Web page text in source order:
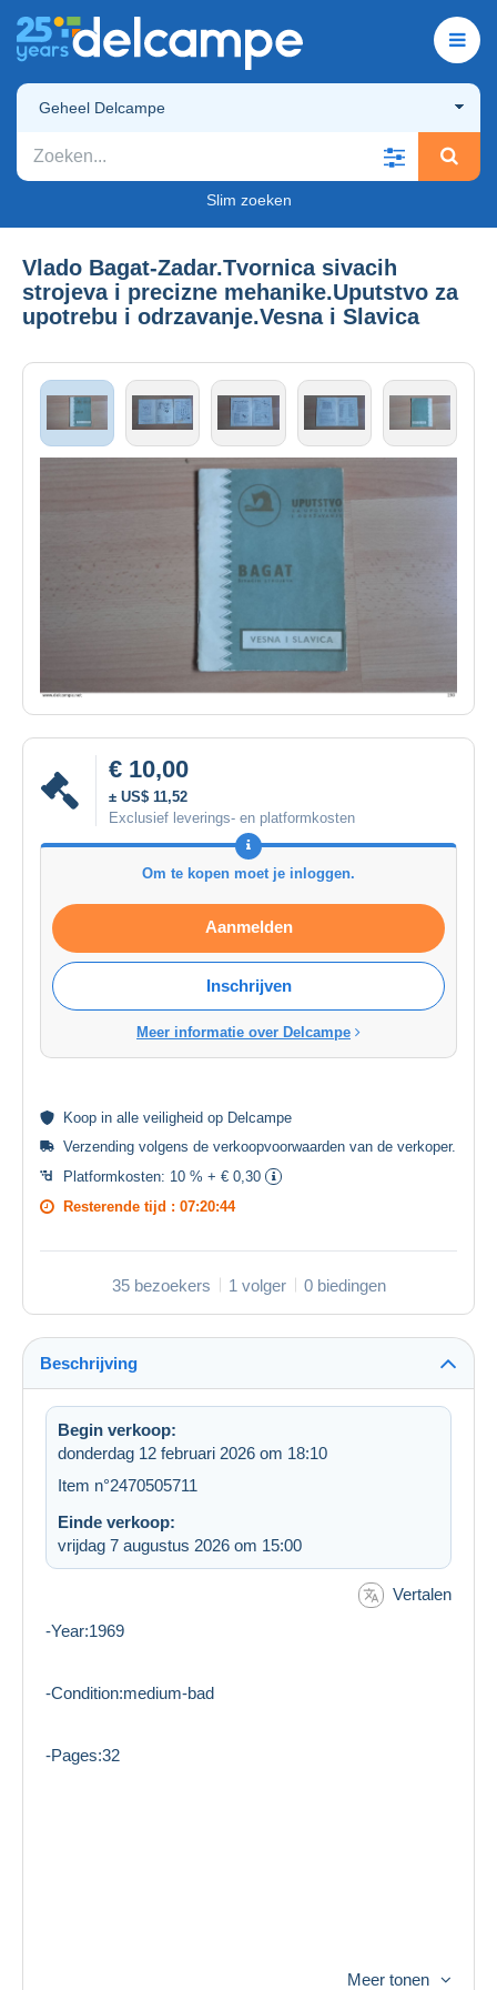
Geheel Delcampe
Slim zoeken
Vlado Bagat-Zadar.Tvornica sivacih
strojeva i precizne mehanike.Uputstvo za
upotrebu i odrzavanje.Vesna i Slavica
€ 10,00
± US$ 11,52
Exclusief leverings- en platformkosten
Om te kopen moet je inloggen.
Aanmelden
Inschrijven
Meer informatie over Delcampe
Koop in alle veiligheid op Delcampe
Verzending volgens de verkoopvoorwaarden van de verkoper.
Platformkosten: 10 % + € 0,30
Resterende tijd : 07:20:44
35 bezoekers 1 volger 0 biedingen
Beschrijving
Begin verkoop:
donderdag 12 februari 2026 om 18:10
Item n°2470505711
Einde verkoop:
vrijdag 7 augustus 2026 om 15:00
Vertalen
-Year:1969
-Condition:medium-bad
-Pages:32
Meer tonen